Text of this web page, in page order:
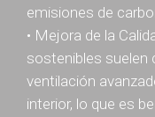
emisiones de
• Mejora de la
sostenibles suelen
ventilación
interior, lo que es